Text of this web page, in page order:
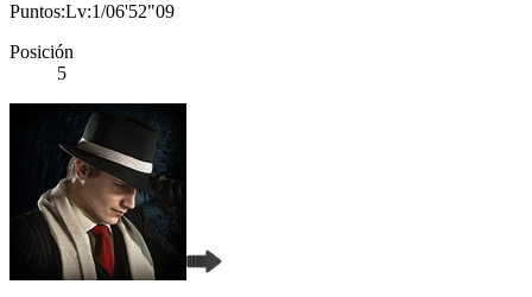
Puntos:Lv:1/06'52"09
Posición
5